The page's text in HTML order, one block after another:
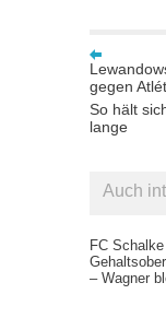
gegen
So hält
lange
Auch
FC
– Wagner